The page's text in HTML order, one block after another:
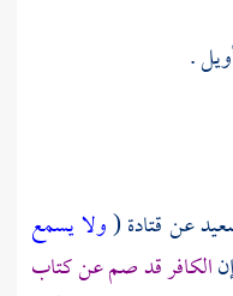
.
عنقتادة(ولا يسمع
الكافر قد صم عن كتاب